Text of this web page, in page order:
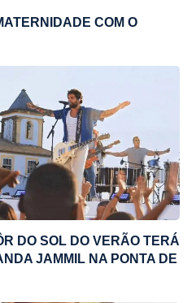
COM O
DO SOL DO VERÃO TERÁ
JAMMIL NA PONTA DE